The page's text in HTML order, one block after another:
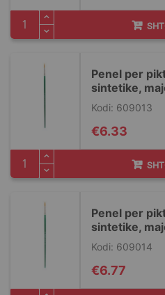
Penel per
sintetike,
Kodi: 609013
€6.33
Penel per
sintetike,
Kodi: 609014
€6.77